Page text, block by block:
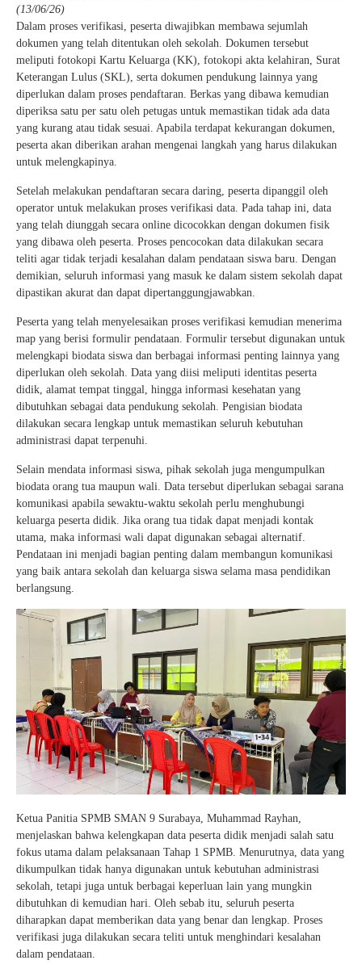
(13/06/26)
Dalam proses verifikasi, peserta diwajibkan membawa sejumlah
dokumen yang telah ditentukan oleh sekolah. Dokumen tersebut
meliputi fotokopi Kartu Keluarga (KK), fotokopi akta kelahiran, Surat
Keterangan Lulus (SKL), serta dokumen pendukung lainnya yang
diperlukan dalam proses pendaftaran. Berkas yang dibawa kemudian
diperiksa satu per satu oleh petugas untuk memastikan tidak ada data
yang kurang atau tidak sesuai. Apabila terdapat kekurangan dokumen,
peserta akan diberikan arahan mengenai langkah yang harus dilakukan
untuk melengkapinya.
Setelah melakukan pendaftaran secara daring, peserta dipanggil oleh
operator untuk melakukan proses verifikasi data. Pada tahap ini, data
yang telah diunggah secara online dicocokkan dengan dokumen fisik
yang dibawa oleh peserta. Proses pencocokan data dilakukan secara
teliti agar tidak terjadi kesalahan dalam pendataan siswa baru. Dengan
demikian, seluruh informasi yang masuk ke dalam sistem sekolah dapat
dipastikan akurat dan dapat dipertanggungjawabkan.
Peserta yang telah menyelesaikan proses verifikasi kemudian menerima
map yang berisi formulir pendataan. Formulir tersebut digunakan untuk
melengkapi biodata siswa dan berbagai informasi penting lainnya yang
diperlukan oleh sekolah. Data yang diisi meliputi identitas peserta
didik, alamat tempat tinggal, hingga informasi kesehatan yang
dibutuhkan sebagai data pendukung sekolah. Pengisian biodata
dilakukan secara lengkap untuk memastikan seluruh kebutuhan
administrasi dapat terpenuhi.
Selain mendata informasi siswa, pihak sekolah juga mengumpulkan
biodata orang tua maupun wali. Data tersebut diperlukan sebagai sarana
komunikasi apabila sewaktu-waktu sekolah perlu menghubungi
keluarga peserta didik. Jika orang tua tidak dapat menjadi kontak
utama, maka informasi wali dapat digunakan sebagai alternatif.
Pendataan ini menjadi bagian penting dalam membangun komunikasi
yang baik antara sekolah dan keluarga siswa selama masa pendidikan
berlangsung.
Ketua Panitia SPMB SMAN 9 Surabaya, Muhammad Rayhan,
menjelaskan bahwa kelengkapan data peserta didik menjadi salah satu
fokus utama dalam pelaksanaan Tahap 1 SPMB. Menurutnya, data yang
dikumpulkan tidak hanya digunakan untuk kebutuhan administrasi
sekolah, tetapi juga untuk berbagai keperluan lain yang mungkin
dibutuhkan di kemudian hari. Oleh sebab itu, seluruh peserta
diharapkan dapat memberikan data yang benar dan lengkap. Proses
verifikasi juga dilakukan secara teliti untuk menghindari kesalahan
dalam pendataan.